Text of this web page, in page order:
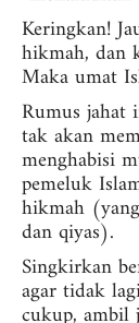
Keringkan!
hikmah, dan
Maka umat
Rumus jahat
tak akan
menghabisi
pemeluk
hikmah
dan qiyas).
Singkirkan
agar tidak